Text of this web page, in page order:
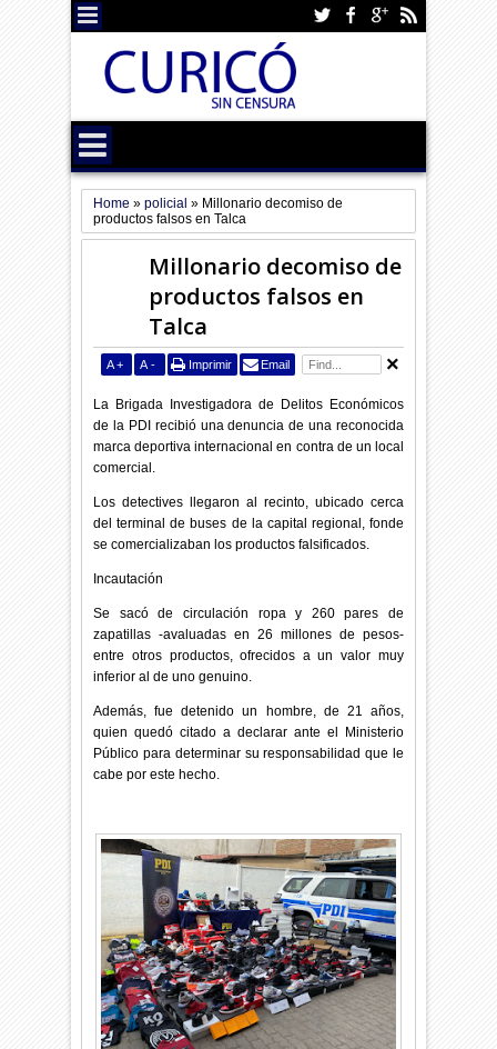
Home »policial » Millonario decomiso de
productos falsos en Talca
Millonario decomiso de
productos falsos en
Talca
A + A - Imprimir Email
La Brigada Investigadora de Delitos Económicos
de la PDI recibió una denuncia de una reconocida
marca deportiva internacional en contra de un local
comercial.
Los detectives llegaron al recinto, ubicado cerca
del terminal de buses de la capital regional, fonde
se comercializaban los productos falsificados.
Incautación
Se sacó de circulación ropa y 260 pares de
zapatillas -avaluadas en 26 millones de pesos-
entre otros productos, ofrecidos a un valor muy
inferior al de uno genuino.
Además, fue detenido un hombre, de 21 años,
quien quedó citado a declarar ante el Ministerio
Público para determinar su responsabilidad que le
cabe por este hecho.